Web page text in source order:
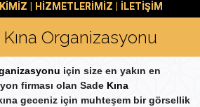
HİZMETLERİMİZ İLETİŞİM
Kına Organizasyonu
için size en yakın en
firması olan Sade Kına
geceniz için muhteşem bir görsellik